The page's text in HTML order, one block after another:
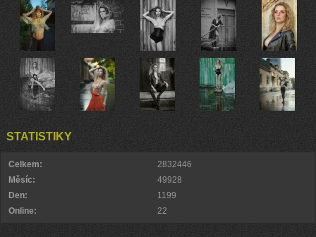
STATISTIKY
Online: 22
Celkem:
2832446
Měsíc:
49928
Den:
1199